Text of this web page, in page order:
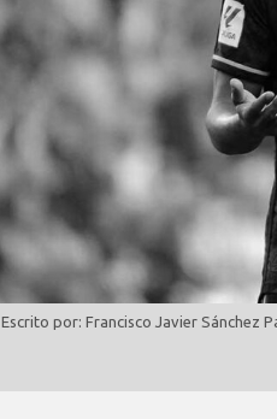
Escrito por: Francisco Javier Sánchez